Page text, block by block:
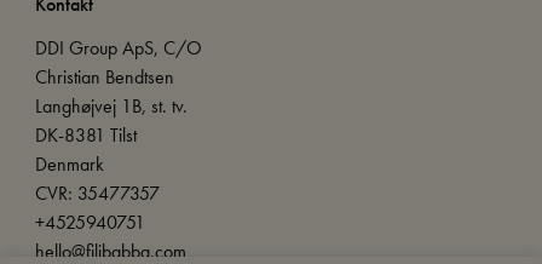
DDI Group ApS, C/O
Christian Bendtsen
Langhøjvej 1B, st. tv.
DK-8381 Tilst
Denmark
CVR: 35477357
+4525940751
hello@filibabba.com